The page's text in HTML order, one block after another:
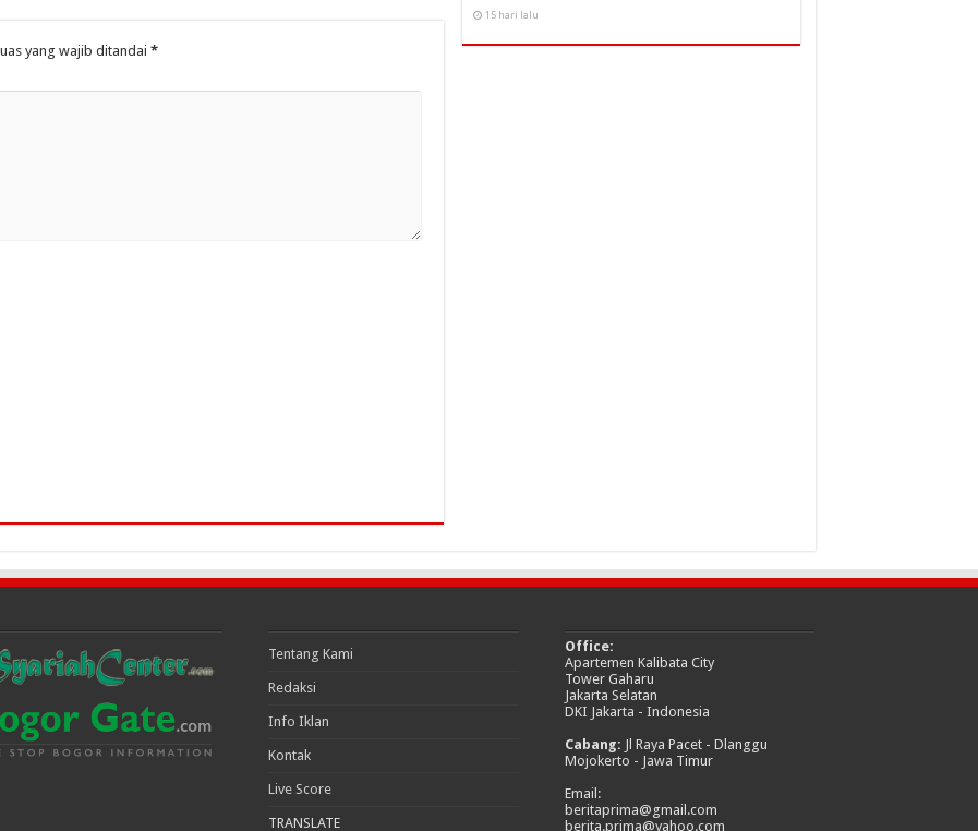
yang wajib ditandai *
15 hari lalu
Tentang Kami
Redaksi
Info Iklan
Kontak
Live Score
TRANSLATE
Office:
Apartemen Kalibata City
Tower Gaharu
Jakarta Selatan
DKI Jakarta - Indonesia
Cabang: Jl Raya Pacet - Dlanggu
Mojokerto - Jawa Timur
Email:
beritaprima@gmail.com
berita.prima@yahoo.com